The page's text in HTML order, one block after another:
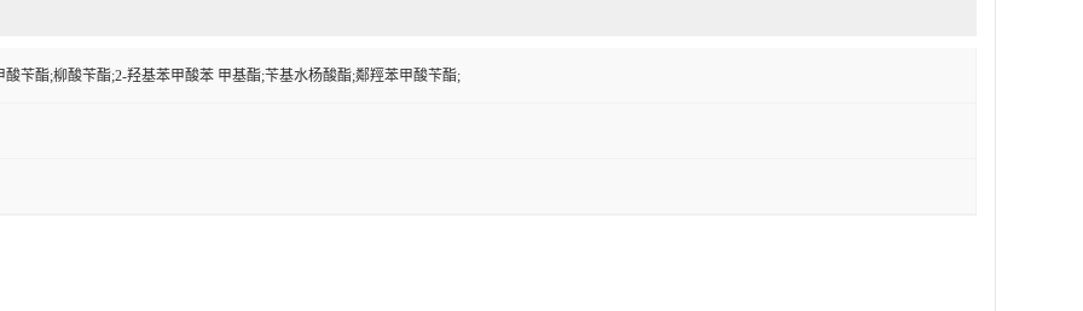
酸苄酯;柳酸苄酯;2-羟基苯甲酸苯 甲基酯;苄基水杨酸酯;鄰羥苯甲酸苄酯;